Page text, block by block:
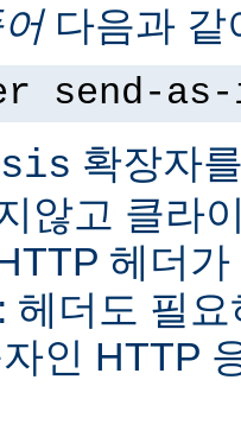
다음과 같
send-
확장자
않고 클라
헤더
헤더도 필
인 HTTP